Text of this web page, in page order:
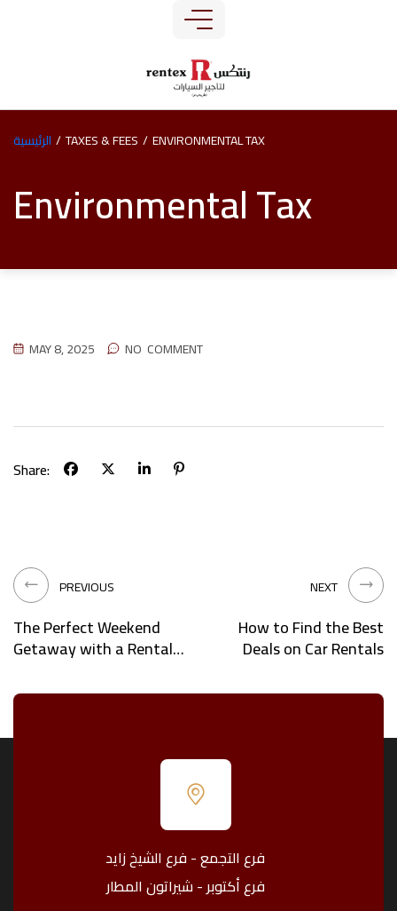
الرئيسية /TAXES & FEES /ENVIRONMENTAL TAX
Environmental Tax
MAY 8, 2025 NO COMMENT
Share:
PREVIOUS
The Perfect Weekend
Getaway with a Rental
NEXT
How to Find the Best
Deals on Car Rentals
فرع التجمع - فرع الشيخ زايد
فرع أكتوبر - شيراتون المطار